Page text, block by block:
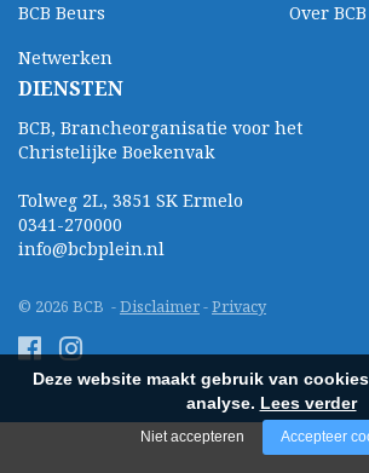
BCB Beurs
Netwerken
Over BCB
DIENSTEN
BCB, Brancheorganisatie voor het
Christelijke Boekenvak
Tolweg 2L, 3851 SK Ermelo
0341-270000
info@bcbplein.nl
© 2026 BCB -Disclaimer-Privacy
Deze website maakt gebruik van
analyse. Lees verder
Niet accepteren Accepteer